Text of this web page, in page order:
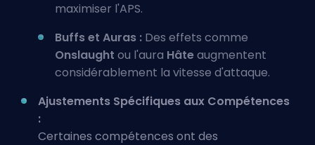
maximiser l'APS.
Buffs et Auras : Des effets comme
Onslaught ou l'aura Hâteaugmentent
considérablement la vitesse d'attaque.
Ajustements Spécifiques aux Compétences
:
Certaines compétences ont des